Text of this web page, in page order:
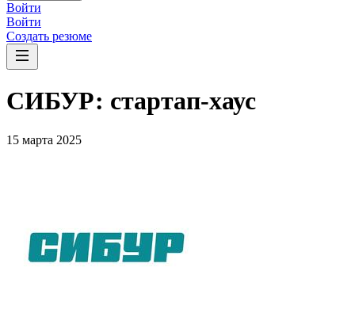
Войти
Войти
Создать резюме
СИБУР: стартап-хаус
15 марта 2025